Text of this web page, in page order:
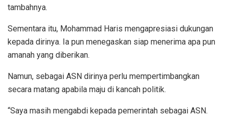
tambahnya.
Sementara itu, Mohammad Haris mengapresiasi dukungan
kepada dirinya. Ia pun menegaskan siap menerima apa pun
amanah yang diberikan.
Namun, sebagai ASN dirinya perlu mempertimbangkan
secara matang apabila maju di kancah politik.
“Saya masih mengabdi kepada pemerintah sebagai ASN.